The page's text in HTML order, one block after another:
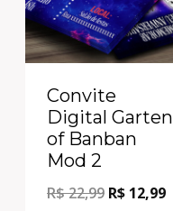
Convite
Digital Garten
of Banban
Mod 2
R$22,99 R$ 12,99